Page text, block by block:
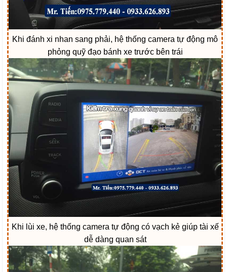
Khi đánh xi nhan sang phải, hệ thống camera tự động mô
phỏng quỹ đạo bánh xe trước bên trái
Khi lùi xe, hệ thống camera tự động có vạch kẻ giúp tài xế
dễ dàng quan sát